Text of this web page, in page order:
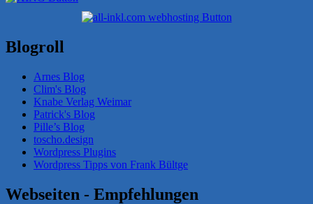
Blogroll
Arnes Blog
Clim's Blog
Knabe Verlag Weimar
Patrick's Blog
Pille’s Blog
toscho.design
Wordpress Plugins
Wordpress Tipps von Frank Bültge
Webseiten - Empfehlungen